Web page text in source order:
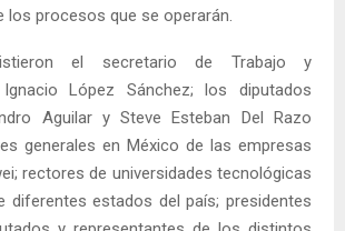
los procesos que se operarán.
el secretario de Trabajo y
Ignacio López Sánchez; los diputados
Aguilar y Steve Esteban Del Razo
generales en México de las empresas
rectores de universidades tecnológicas
diferentes estados del país; presidentes